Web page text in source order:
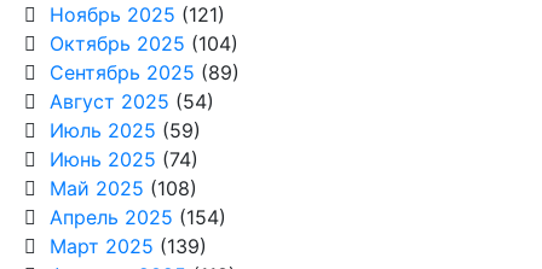
Ноябрь 2025 (121)
Октябрь 2025 (104)
Сентябрь 2025 (89)
Август 2025 (54)
Июль 2025 (59)
Июнь 2025 (74)
Май 2025 (108)
Апрель 2025 (154)
Март 2025 (139)